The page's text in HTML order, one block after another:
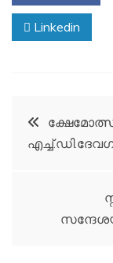
Linkedin
Post
navigation